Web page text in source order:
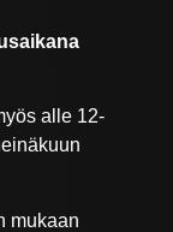
alle 12-
mukaan